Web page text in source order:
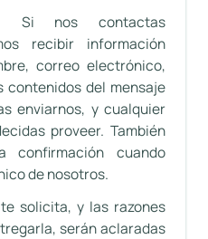
Si nos contactas
recibir información
correo electrónico,
contenidos del mensaje
enviarnos, y cualquier
proveer. También
confirmación cuando
de nosotros.
solicita, y las razones
serán aclaradas